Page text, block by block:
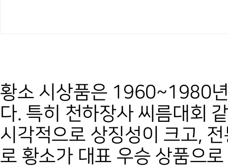
황소 시상품은 1960~1980
다. 특히 천하장사 씨름대회
시각적으로 상징성이 크고,
로 황소가 대표 우승 상품으